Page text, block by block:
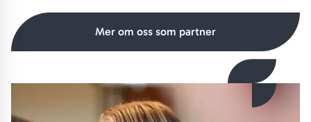
Mer om oss som partner